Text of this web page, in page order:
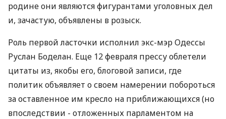
родине они являются фигурантами уголовных дел
и, зачастую, объявлены в розыск.
Роль первой ласточки исполнил экс-мэр Одессы
Руслан Боделан. Еще 12 февраля прессу облетели
цитаты из, якобы его, блоговой записи, где
политик объявляет о своем намерении побороться
за оставленное им кресло на приближающихся (но
впоследствии - отложенных парламентом на